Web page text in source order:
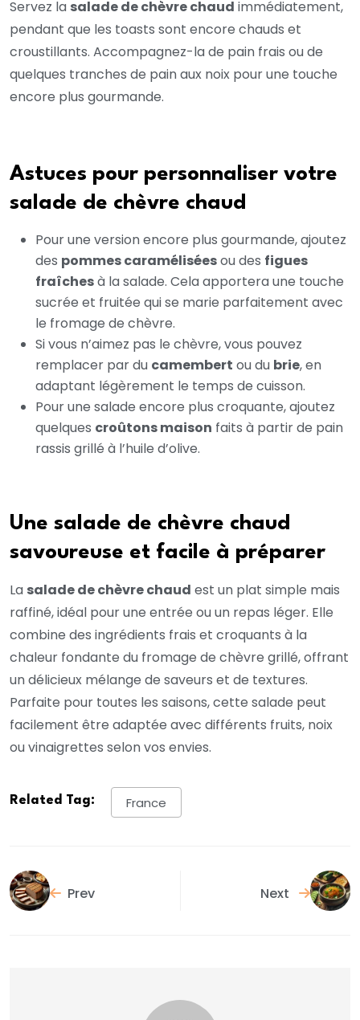
Servez la salade de chèvre chaud immédiatement,
pendant que les toasts sont encore chauds et
croustillants. Accompagnez-la de pain frais ou de
quelques tranches de pain aux noix pour une touche
encore plus gourmande.
Astuces pour personnaliser votre
salade de chèvre chaud
Pour une version encore plus gourmande, ajoutez
des pommes caraméliséesou des figues
fraîchesà la salade. Cela apportera une touche
sucrée et fruitée qui se marie parfaitement avec
le fromage de chèvre.
Si vous n’aimez pas le chèvre, vous pouvez
remplacer par du camembert ou du brie, en
adaptant légèrement le temps de cuisson.
Pour une salade encore plus croquante, ajoutez
quelques croûtons maison faits à partir de pain
rassis grillé à l’huile d’olive.
Une salade de chèvre chaud
savoureuse et facile à préparer
La salade de chèvre chaud est un plat simple mais
raffiné, idéal pour une entrée ou un repas léger. Elle
combine des ingrédients frais et croquants à la
chaleur fondante du fromage de chèvre grillé, offrant
un délicieux mélange de saveurs et de textures.
Parfaite pour toutes les saisons, cette salade peut
facilement être adaptée avec différents fruits, noix
ou vinaigrettes selon vos envies.
Related Tag: France
Prev Next